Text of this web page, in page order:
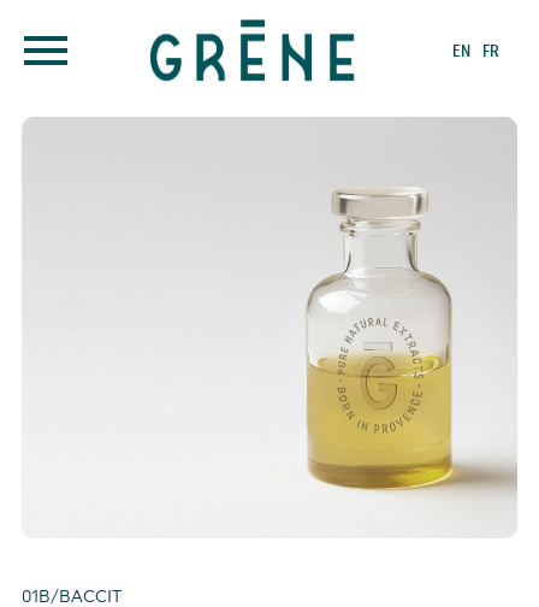
EN FR
01B/BACCIT